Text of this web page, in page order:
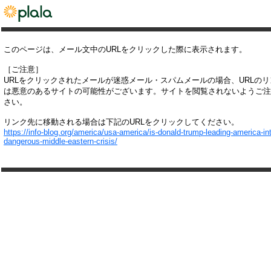
このページは、メール文中のURLをクリックした際に表示されます。
［ご注意］
URLをクリックされたメールが迷惑メール・スパムメールの場合、URLの
は悪意のあるサイトの可能性がございます。サイトを閲覧されないようご
さい。
リンク先に移動される場合は下記のURLをクリックしてください。
https://info-blog.org/america/usa-america/is-donald-trump-leading-america-
dangerous-middle-eastern-crisis/